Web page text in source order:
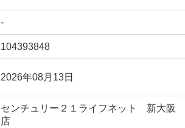
-
104393848
2026年08月13日
センチュリー２１ライフネット 新大阪
店